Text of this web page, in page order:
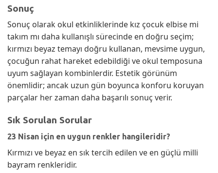
Sonuç
Sonuç olarak okul etkinliklerinde kız çocuk elbise mi
takım mı daha kullanışlı sürecinde en doğru seçim;
kırmızı beyaz temayı doğru kullanan, mevsime uygun,
çocuğun rahat hareket edebildiği ve okul temposuna
uyum sağlayan kombinlerdir. Estetik görünüm
önemlidir; ancak uzun gün boyunca konforu koruyan
parçalar her zaman daha başarılı sonuç verir.
Sık Sorulan Sorular
23 Nisan için en uygun renkler hangileridir?
Kırmızı ve beyaz en sık tercih edilen ve en güçlü milli
bayram renkleridir.